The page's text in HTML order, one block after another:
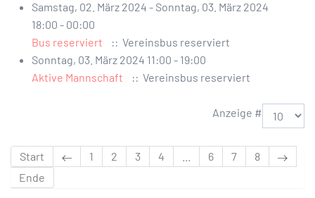
Samstag, 02. März 2024 - Sonntag, 03. März 2024
18:00 - 00:00
Bus reserviert
:: Vereinsbus reserviert
Sonntag, 03. März 2024 11:00 - 19:00
Aktive Mannschaft
:: Vereinsbus reserviert
Anzeige #
Start 1 2 3 4 6 7
8
Ende